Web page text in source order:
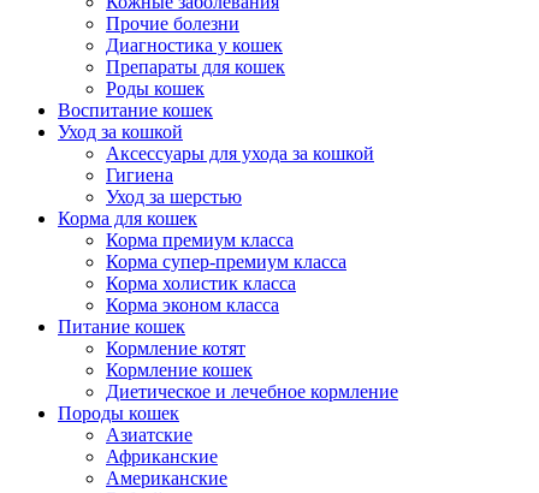
Прочие болезни
Диагностика у кошек
Препараты для кошек
Роды кошек
Воспитание кошек
Уход за кошкой
Аксессуары для ухода за кошкой
Гигиена
Уход за шерстью
Корма для кошек
Корма премиум класса
Корма супер-премиум класса
Корма холистик класса
Корма эконом класса
Питание кошек
Кормление котят
Кормление кошек
Диетическое и лечебное кормление
Породы кошек
Азиатские
Африканские
Американские